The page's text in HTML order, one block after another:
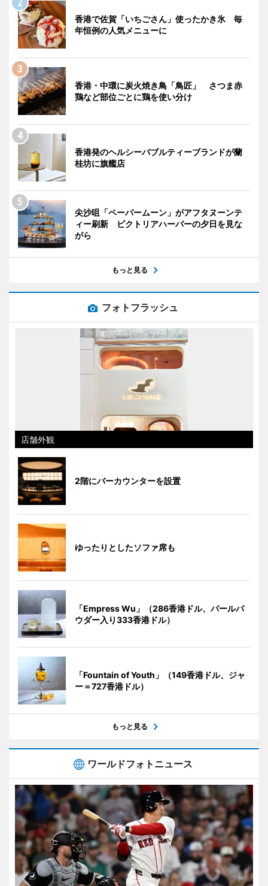
香港で佐賀「いちごさん」使ったかき氷 毎
年恒例の人気メニューに
香港・中環に炭火焼き鳥「鳥匠」 さつま赤
鶏など部位ごとに鶏を使い分け
香港発のヘルシーバブルティーブランドが蘭
桂坊に旗艦店
尖沙咀「ペーパームーン」がアフタヌーンテ
ィー刷新 ビクトリアハーバーの夕日を見な
がら
もっと見る
フォトフラッシュ
店舗外観
2階にバーカウンターを設置
ゆったりとしたソファ席も
「Empress Wu」（286香港ドル、パールパ
ウダー入り333香港ドル）
「Fountain of Youth」（149香港ドル、ジャ
ー＝727香港ドル）
もっと見る
ワールドフォトニュース